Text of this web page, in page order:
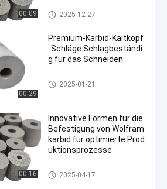
00:09
mit einem Gehalt an Kohlenwa
sserstoffen von mehr als 85 G
2025-12-27
00:29
Premium-Karbid-Kaltkopf
-Schläge Schlagbeständi
g für das Schneiden
mit einem Gehalt an Kohlenwa
sserstoffen von mehr als 85 G
2025-01-21
00:16
Innovative Formen für die
Befestigung von Wolfram
karbid für optimierte Prod
uktionsprozesse
mit einem Gehalt an Kohlenwa
sserstoffen von mehr als 85 G
2025-04-17